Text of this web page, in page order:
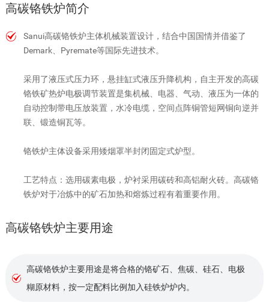
高碳铬铁炉简介
Sanui高碳铬铁炉主体机械装置设计，结合中国国情并借鉴了
Demark、Pyremate等国际先进技术。
采用了液压式压力环，悬挂缸式液压升降机构，自主开发的高碳
铬铁矿热炉电极调节装置是集机械、电器、气动、液压为一体的
自动控制带电压放装置，水冷电缆，空间点阵铜管短网铜向逆并
联、锻造铜瓦等。
铬铁炉主体设备采用矮烟罩半封闭固定式炉型。
工艺特点：选用碳素电极，炉衬采用碳砖和高铝耐火砖。高碳铬
铁炉对于冶炼中的矿石加热和熔炼过程有着重要作用。
高碳铬铁炉主要用途
高碳铬铁炉主要用途是将合格的铬矿石、焦碳、硅石、电极
糊原材料，按一定配料比例加入硅铁炉炉内。